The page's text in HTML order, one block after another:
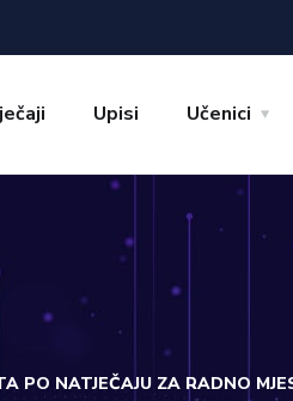
Upisi Učenici
PO NATJEČAJU ZA RADNO